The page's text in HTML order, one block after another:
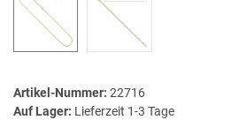
Artikel-Nummer: 22716
Auf Lager: Lieferzeit 1-3 Tage